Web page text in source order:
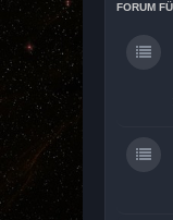
FORUM